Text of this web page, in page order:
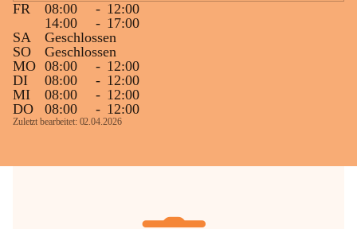
FR
08:00 - 12:00
14:00
- 17:00
SA
Geschlossen
SO
Geschlossen
MO 08:00 - 12:00
DI
08:00 - 12:00
MI
08:00 - 12:00
DO
08:00 - 12:00
Zuletzt bearbeitet: 02.04.2026